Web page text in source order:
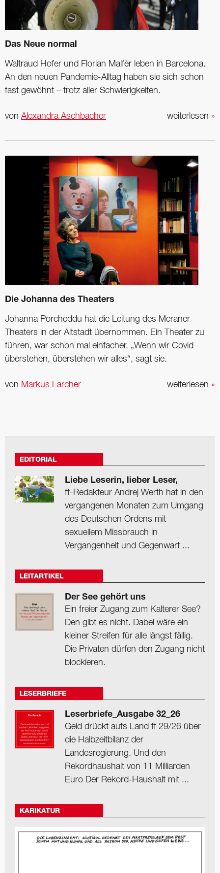
Das Neue normal
Waltraud Hofer und Florian Malfèr leben in Barcelona.
An den neuen Pandemie-Alltag haben sie sich schon
fast gewöhnt – trotz aller Schwierigkeiten.
weiterlesen »
von Alexandra Aschbacher
Die Johanna des Theaters
Johanna Porcheddu hat die Leitung des Meraner
Theaters in der Altstadt übernommen. Ein Theater zu
führen, war schon mal einfacher. „Wenn wir Covid
überstehen, überstehen wir alles“, sagt sie.
weiterlesen »
von Markus Larcher
EDITORIAL
Liebe Leserin, lieber Leser,
ff-Redakteur Andrej Werth hat in den
vergangenen Monaten zum Umgang
des Deutschen Ordens mit
sexuellem Missbrauch in
Vergangenheit und Gegenwart ...
LEITARTIKEL
Der See gehört uns
Ein freier Zugang zum Kalterer See?
Den gibt es nicht. Dabei wäre ein
kleiner Streifen für alle längst fällig.
Die Privaten dürfen den Zugang nicht
blockieren.
LESERBRIEFE
Leserbriefe_Ausgabe 32_26
Geld drückt aufs Land ff 29/26 über
die Halbzeitbilanz der
Landesregierung. Und den
Rekordhaushalt von 11 Milliarden
Euro Der Rekord-Haushalt mit ...
KARIKATUR